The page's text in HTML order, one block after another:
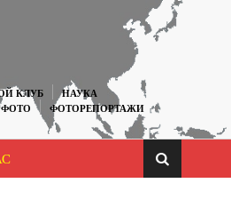
КЛУБ
НАУКА
ФОТО
ФОТОРЕПОРТАЖИ